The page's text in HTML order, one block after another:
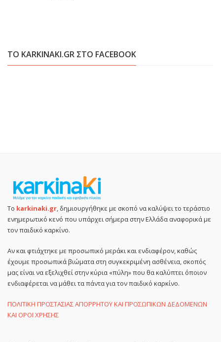
ΤΟ KARKINAKI.GR ΣΤΟ FACEBOOK
Το karkinaki.gr, δημιουργήθηκε με σκοπό να καλύψει το τεράστιο
ενημερωτικό κενό που υπάρχει σήμερα στην Ελλάδα αναφορικά με
τον παιδικό καρκίνο.
Αν και φτιάχτηκε με προσωπικό μεράκι και ενδιαφέρον, καθώς
έχουμε προσωπικά βιώματα στη συγκεκριμένη ασθένεια, σκοπός
μας είναι να εξελιχθεί στην κύρια «πύλη» που θα καλύπτει όποιον
ενδιαφέρεται να μάθει τα πάντα για τον παιδικό καρκίνο.
ΠΟΛΙΤΙΚΗ ΠΡΟΣΤΑΣΙΑΣ ΑΠΟΡΡΗΤΟΥ ΚΑΙ ΠΡΟΣΩΠΙΚΩΝ ΔΕΔΟΜΕΝΩΝ
ΚΑΙ ΟΡΟΙ ΧΡΗΣΗΣ